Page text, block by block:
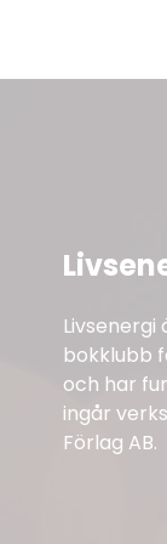
Livsenergi
bokklubb
och har
ingår
Förlag AB.